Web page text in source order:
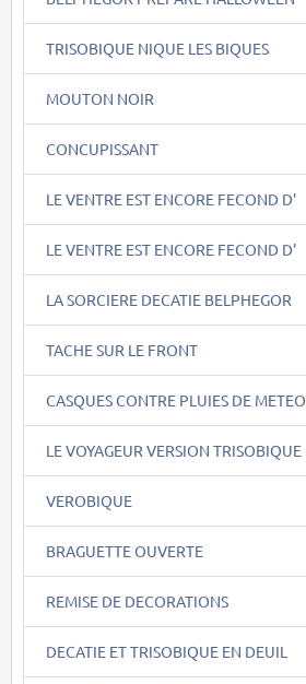
TRISOBIQUE NIQUE LES BIQUES
MOUTON NOIR
CONCUPISSANT
LE VENTRE EST ENCORE FECOND D'
LE VENTRE EST ENCORE FECOND D'
LA SORCIERE DECATIE BELPHEGOR
TACHE SUR LE FRONT
CASQUES CONTRE PLUIES DE METEO
LE VOYAGEUR VERSION TRISOBIQUE
VEROBIQUE
BRAGUETTE OUVERTE
REMISE DE DECORATIONS
DECATIE ET TRISOBIQUE EN DEUIL